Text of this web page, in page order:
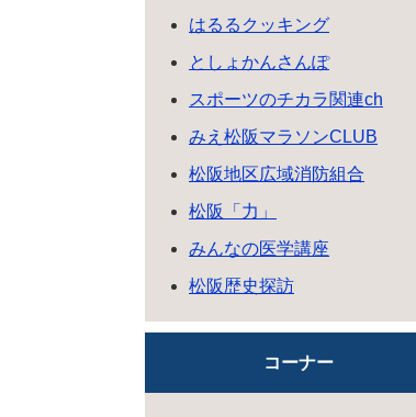
はるるクッキング
としょかんさんぽ
スポーツのチカラ関連ch
みえ松阪マラソンCLUB
松阪地区広域消防組合
松阪「力」
みんなの医学講座
松阪歴史探訪
コーナー